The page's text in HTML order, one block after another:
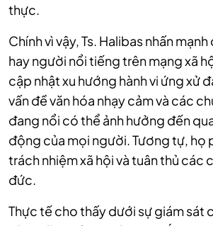
thực.
Chính vì vậy, Ts. Halibas nhấn
hay người nổi tiếng trên mạng xã
cập nhật xu hướng hành vi ứng xử
vấn đề văn hóa nhạy cảm và các
đang nổi có thể ảnh hưởng đến
động của mọi người. Tương tự, họ
trách nhiệm xã hội và tuân thủ các
đức.
Thực tế cho thấy dưới sự giám sát